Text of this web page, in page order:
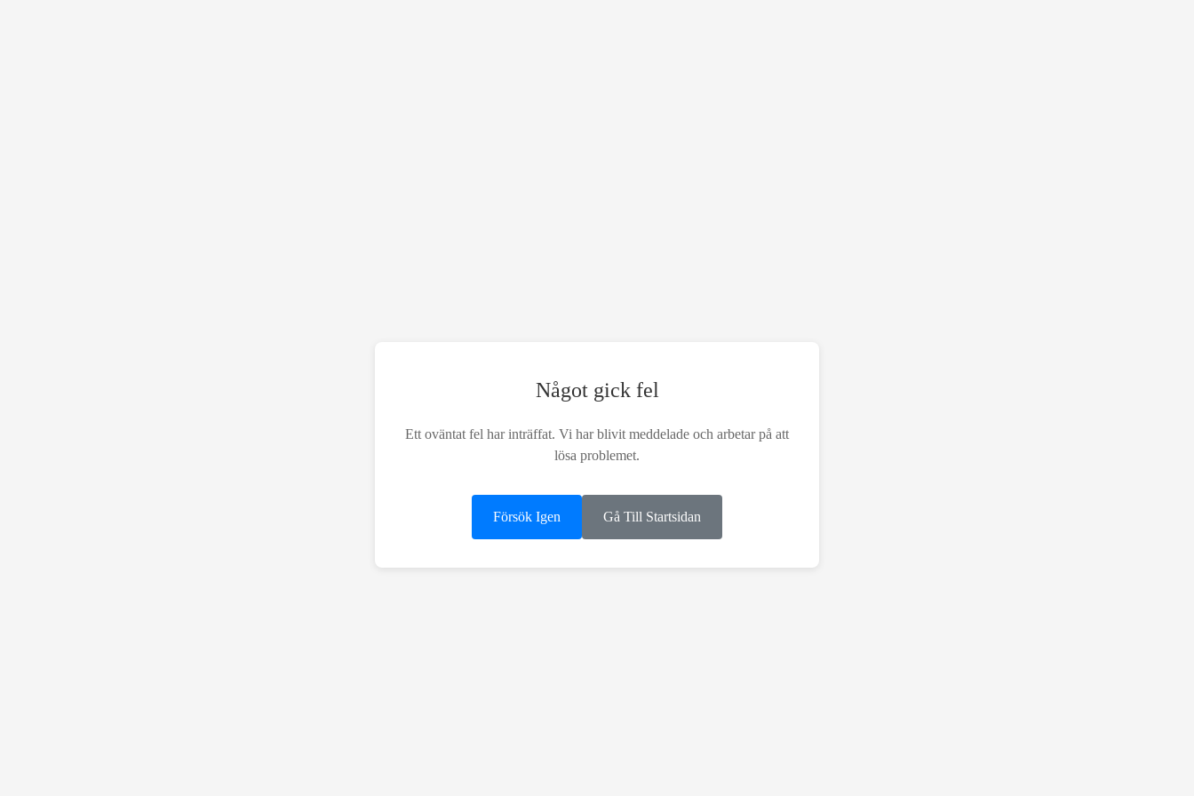
Något gick fel
Ett oväntat fel har inträffat. Vi har blivit meddelade och arbetar på att
lösa problemet.
Försök Igen Gå Till Startsidan